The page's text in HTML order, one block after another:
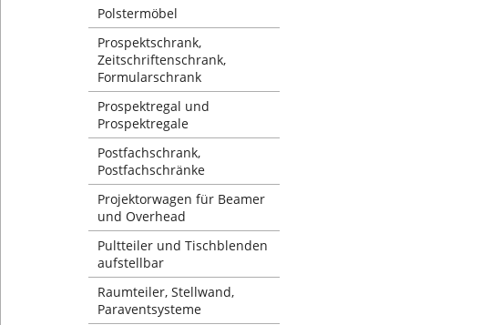
Polstermöbel
Prospektschrank,
Zeitschriftenschrank,
Formularschrank
Prospektregal und
Prospektregale
Postfachschrank,
Postfachschränke
Projektorwagen für Beamer
und Overhead
Pultteiler und Tischblenden
aufstellbar
Raumteiler, Stellwand,
Paraventsysteme